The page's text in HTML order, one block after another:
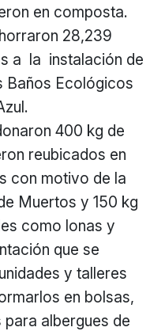
en composta.
28,239
a la instalación de
Baños Ecológicos
400 kg de
reubicados en
con motivo de la
Muertos y 150 kg
como lonas y
que se
y talleres
en bolsas,
albergues de